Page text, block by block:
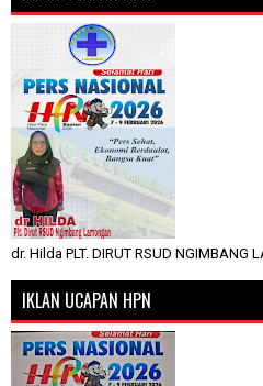
dr. Hilda PLT. DIRUT RSUD NGIMBANG
IKLAN UCAPAN HPN